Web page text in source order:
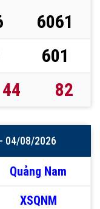
6061
601
44 82
- 04/08/2026
Quảng Nam
XSQNM